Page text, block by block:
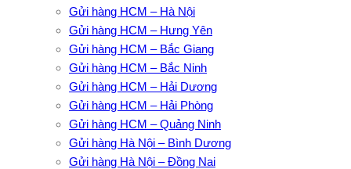
Gửi hàng HCM – Hà Nội
Gửi hàng HCM – Hưng Yên
Gửi hàng HCM – Bắc Giang
Gửi hàng HCM – Bắc Ninh
Gửi hàng HCM – Hải Dương
Gửi hàng HCM – Hải Phòng
Gửi hàng HCM – Quảng Ninh
Gửi hàng Hà Nội – Bình Dương
Gửi hàng Hà Nội – Đồng Nai